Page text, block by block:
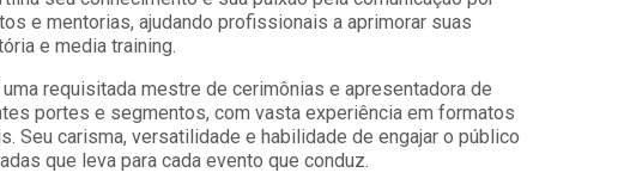
e mentorias, ajudando profissionais a aprimorar suas
e media training.
requisitada mestre de cerimônias e apresentadora de
portes e segmentos, com vasta experiência em formatos
Seu carisma, versatilidade e habilidade de engajar o público
que leva para cada evento que conduz.